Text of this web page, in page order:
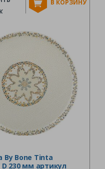
В КОРЗИНУ
By Bone Tinta
D 230 мм артикул